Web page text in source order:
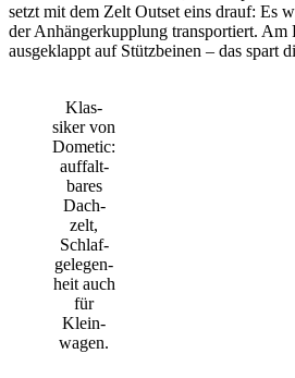
setzt mit dem Zelt Outset eins drauf: Es
der Anhän­ger­kupp­lung trans­por­tiert. Am
ausge­klappt auf Stütz­beinen – das spart
Klas­
siker von
Dometic:
auffalt­
bares
Dach­
zelt,
Schlaf­
ge­le­gen­
heit auch
für
Klein­
wagen.